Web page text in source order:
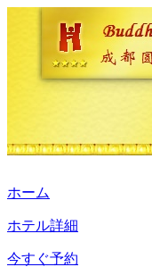
ホーム
ホテル詳細
今すぐ予約